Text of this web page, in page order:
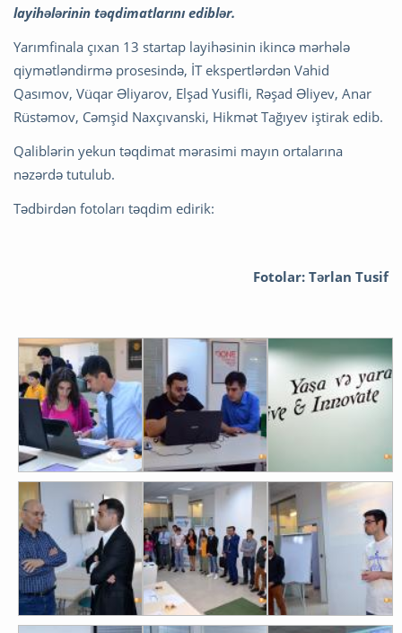
layihələrinin təqdimatlarını ediblər.
Yarımfinala çıxan 13 startap layihəsinin ikincə mərhələ
qiymətləndirmə prosesində, İT ekspertlərdən Vahid
Qasımov, Vüqar Əliyarov, Elşad Yusifli, Rəşad Əliyev, Anar
Rüstəmov, Cəmşid Naxçıvanski, Hikmət Tağıyev iştirak edib.
Qaliblərin yekun təqdimat mərasimi mayın ortalarına
nəzərdə tutulub.
Tədbirdən fotoları təqdim edirik:
Fotolar: Tərlan Tusif